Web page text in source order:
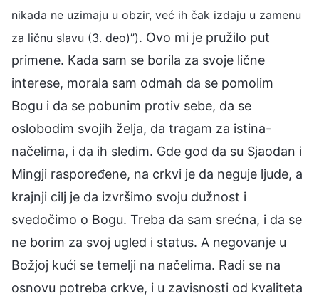
nikada ne uzimaju u obzir, već ih čak izdaju u zamenu
za ličnu slavu (3. deo)”). Ovo mi je pružilo put
primene. Kada sam se borila za svoje lične
interese, morala sam odmah da se pomolim
Bogu i da se pobunim protiv sebe, da se
oslobodim svojih želja, da tragam za istina-
načelima, i da ih sledim. Gde god da su Sjaodan i
Mingji raspoređene, na crkvi je da neguje ljude, a
krajnji cilj je da izvršimo svoju dužnost i
svedočimo o Bogu. Treba da sam srećna, i da se
ne borim za svoj ugled i status. A negovanje u
Božjoj kući se temelji na načelima. Radi se na
osnovu potreba crkve, i u zavisnosti od kvaliteta